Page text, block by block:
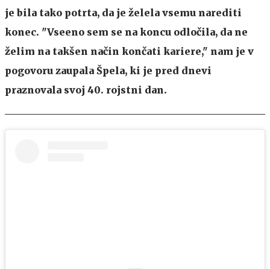
je bila tako potrta, da je želela vsemu narediti
konec. "Vseeno sem se na koncu odločila, da ne
želim na takšen način končati kariere," nam je v
pogovoru zaupala Špela, ki je pred dnevi
praznovala svoj 40. rojstni dan.